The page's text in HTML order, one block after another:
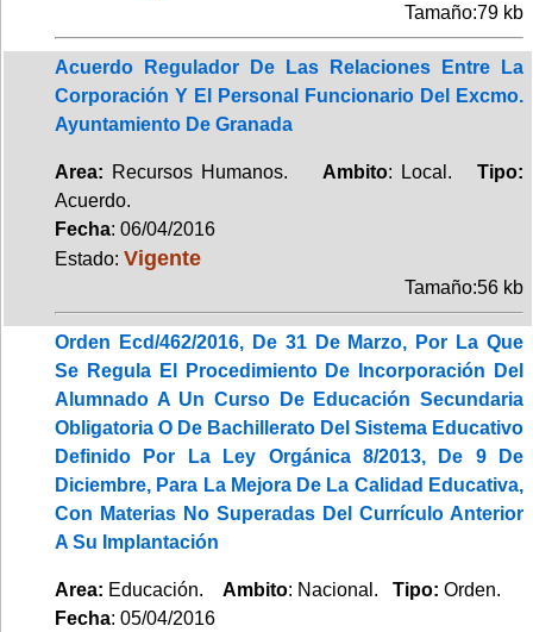
Tamaño:79 kb
Acuerdo Regulador De Las Relaciones Entre La
Corporación Y El Personal Funcionario Del Excmo.
Ayuntamiento De Granada
Area: Recursos Humanos. Ambito: Local.Tipo:
Acuerdo.
Fecha: 06/04/2016
Estado: Vigente
Tamaño:56 kb
Orden Ecd/462/2016, De 31 De Marzo, Por La Que
Se Regula El Procedimiento De Incorporación Del
Alumnado A Un Curso De Educación Secundaria
Obligatoria O De Bachillerato Del Sistema Educativo
Definido Por La Ley Orgánica 8/2013, De 9 De
Diciembre, Para La Mejora De La Calidad Educativa,
Con Materias No Superadas Del Currículo Anterior
A Su Implantación
Area: Educación. Ambito: Nacional. Tipo: Orden.
Fecha: 05/04/2016